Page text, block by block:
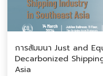
การสัมมนา Just and
Decarbonized
Asia